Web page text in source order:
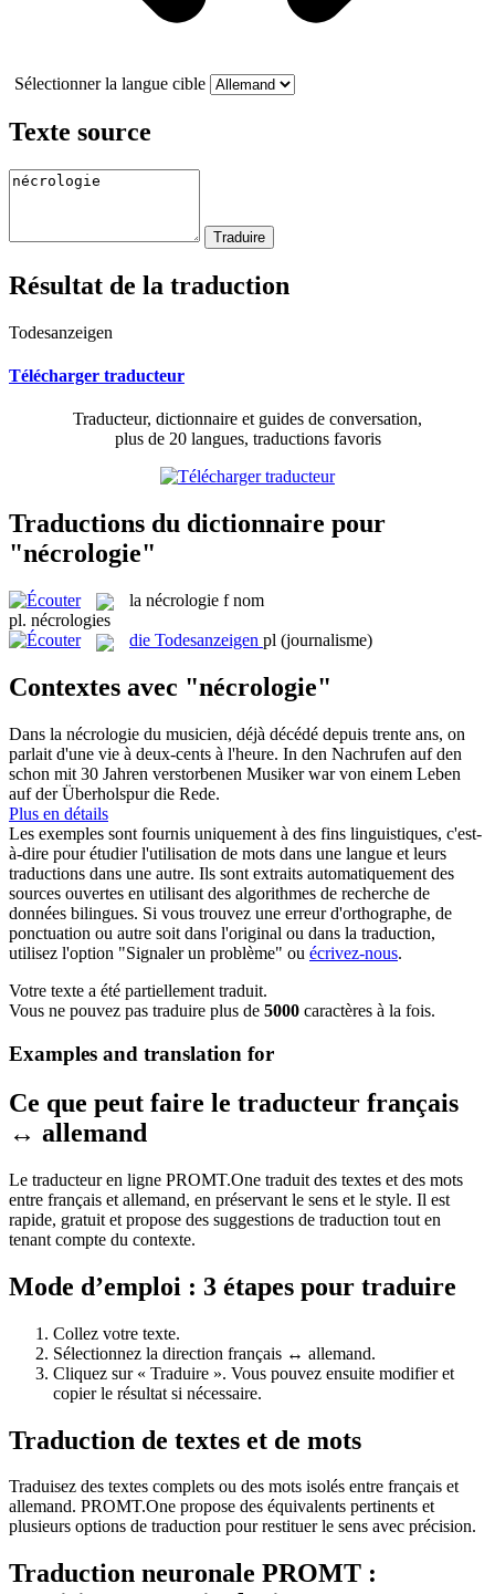
Sélectionner la langue cible
Texte source
Résultat de la traduction
Todesanzeigen
Télécharger traducteur
Traducteur, dictionnaire et guides de conversation,
plus de 20 langues, traductions favoris
Traductions du dictionnaire pour
"nécrologie"
la nécrologie f nom
pl. nécrologies
die Todesanzeigen pl (journalisme)
Contextes avec "nécrologie"
Dans la nécrologie du musicien, déjà décédé depuis trente ans, on
parlait d'une vie à deux-cents à l'heure. In den Nachrufen auf den
schon mit 30 Jahren verstorbenen Musiker war von einem Leben
auf der Überholspur die Rede.
Plus en détails
Les exemples sont fournis uniquement à des fins linguistiques, c'est-
à-dire pour étudier l'utilisation de mots dans une langue et leurs
traductions dans une autre. Ils sont extraits automatiquement des
sources ouvertes en utilisant des algorithmes de recherche de
données bilingues. Si vous trouvez une erreur d'orthographe, de
ponctuation ou autre soit dans l'original ou dans la traduction,
utilisez l'option "Signaler un problème" ou écrivez-nous.
Votre texte a été partiellement traduit.
Vous ne pouvez pas traduire plus de 5000 caractères à la fois.
Examples and translation for
Ce que peut faire le traducteur français
↔ allemand
Le traducteur en ligne PROMT.One traduit des textes et des mots
entre français et allemand, en préservant le sens et le style. Il est
rapide, gratuit et propose des suggestions de traduction tout en
tenant compte du contexte.
Mode d’emploi : 3 étapes pour traduire
Collez votre texte.
Sélectionnez la direction français ↔ allemand.
Cliquez sur « Traduire ». Vous pouvez ensuite modifier et
copier le résultat si nécessaire.
Traduction de textes et de mots
Traduisez des textes complets ou des mots isolés entre français et
allemand. PROMT.One propose des équivalents pertinents et
plusieurs options de traduction pour restituer le sens avec précision.
Traduction neuronale PROMT :